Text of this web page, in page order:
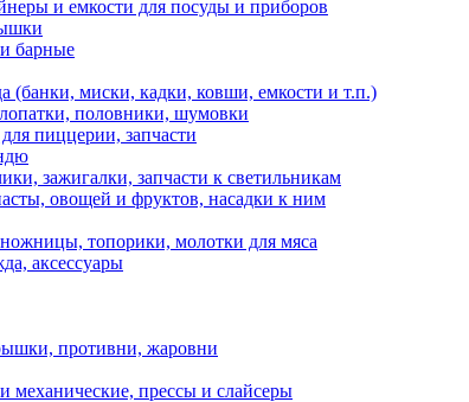
и емкости для посуды и приборов
барные
(банки, миски, кадки, ковши, емкости и т.п.)
половники, шумовки
пиццерии, запчасти
зажигалки, запчасти к светильникам
овощей и фруктов, насадки к ним
топорики, молотки для мяса
аксессуары
противни, жаровни
механические, прессы и слайсеры